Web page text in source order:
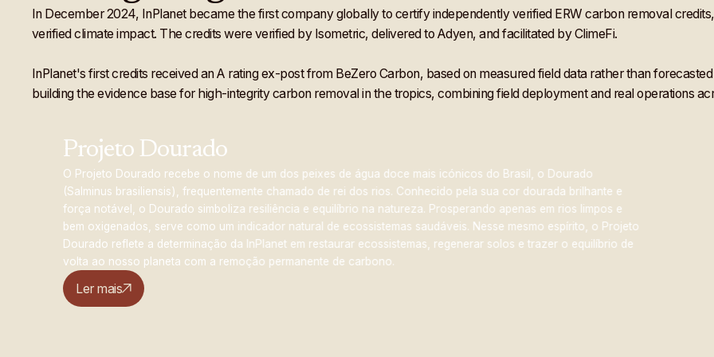
cítricos
grãos
café
pastagens
grãos
café
pastagens
cana-de-açúcar
In December 2024, InPlanet became the first company globally to certify independently verified ERW carbon removal
verified climate impact. The credits were verified by Isometric, delivered to Adyen, and facilitated by ClimeFi.
InPlanet's first credits received an A rating ex-post from BeZero Carbon, based on measured field data rather than
building the evidence base for high-integrity carbon removal in the tropics, combining field deployment and real operations
Dourado
Dourado recebe o nome de um dos peixes de água doce mais icónicos do Brasil, o Dourado
brasiliensis), frequentemente chamado de rei dos rios. Conhecido pela sua cor dourada brilhante e
notável, o Dourado simboliza resiliência e equilíbrio na natureza. Prosperando apenas em rios limpos e
oxigenados, serve como um indicador natural de ecossistemas saudáveis. Nesse mesmo espírito, o Projeto
reflete a determinação da InPlanet em restaurar ecossistemas, regenerar solos e trazer o equilíbrio de
ao nosso planeta com a remoção permanente de carbono.
A Serra da
patrimônio